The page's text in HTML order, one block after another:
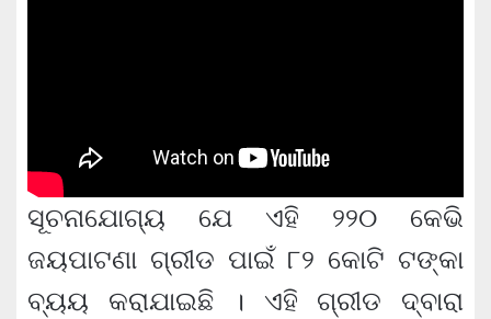
ସୂଚନାଯୋଗ୍ୟ ଯେ ଏହି ୨୨୦ କେଭି
ଜୟପାଟଣା ଗ୍ରୀଡ ପାଇଁ ୮୨ କୋଟି ଟଙ୍କା
ବ୍ୟୟ କରାଯାଇଛି । ଏହି ଗ୍ରୀଡ ଦ୍ବାରା